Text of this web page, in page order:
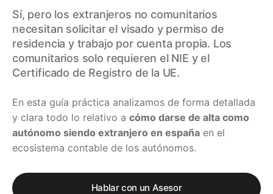
Sí, pero los extranjeros no comunitarios
necesitan solicitar el visado y permiso de
residencia y trabajo por cuenta propia. Los
comunitarios solo requieren el NIE y el
Certificado de Registro de la UE.
En esta guía práctica analizamos de forma detallada
y clara todo lo relativo a cómo darse de alta como
autónomo siendo extranjero en españa en el
ecosistema contable de los autónomos.
Hablar con un Asesor